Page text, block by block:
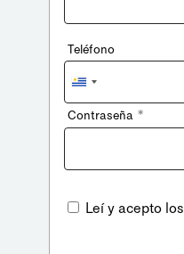
Teléfono
Uruguay
+598
Contraseña *
Leí y acepto los